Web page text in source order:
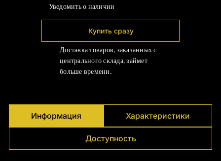
Уведомить о наличии
Купить сразу
Доставка товаров, заказанных с
центрального склада, займет
больше времени.
Информация Характеристики
Доступность